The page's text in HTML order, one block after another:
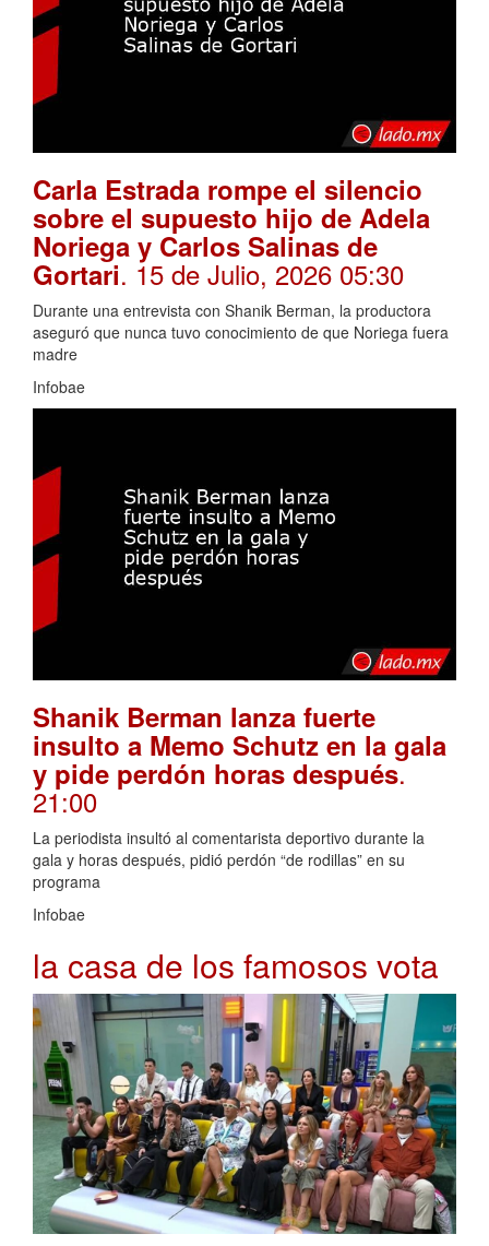
Carla Estrada rompe el silencio
sobre el supuesto hijo de Adela
Noriega y Carlos Salinas de
Gortari. 15 de Julio, 2026 05:30
Durante una entrevista con Shanik Berman, la productora
aseguró que nunca tuvo conocimiento de que Noriega fuera
madre
Infobae
Shanik Berman lanza fuerte
insulto a Memo Schutz en la gala
y pide perdón horas después.
21:00
La periodista insultó al comentarista deportivo durante la
gala y horas después, pidió perdón “de rodillas” en su
programa
Infobae
la casa de los famosos vota